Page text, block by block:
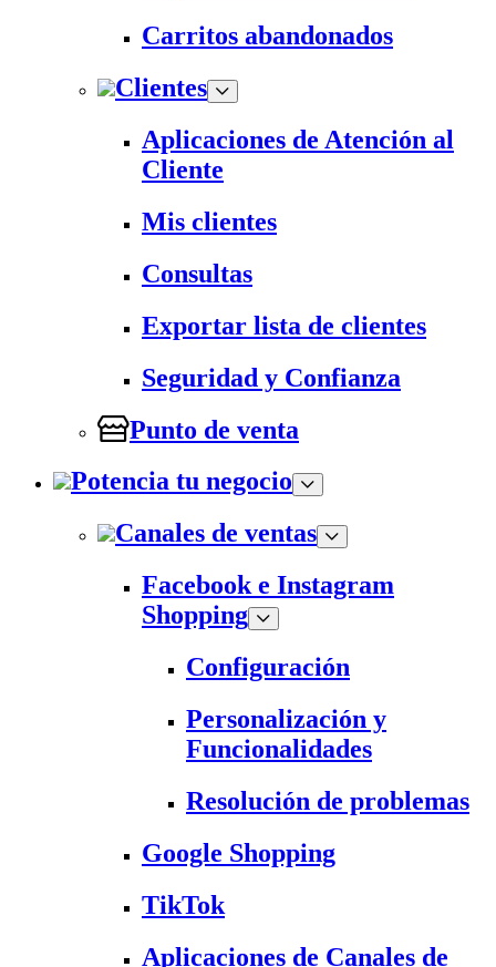
Carritos abandonados
Clientes
Aplicaciones de Atención al
Cliente
Mis clientes
Consultas
Exportar lista de clientes
Seguridad y Confianza
Punto de venta
Potencia tu negocio
Canales de ventas
Facebook e Instagram
Shopping
Configuración
Personalización y
Funcionalidades
Resolución de problemas
Google Shopping
TikTok
Aplicaciones de Canales de